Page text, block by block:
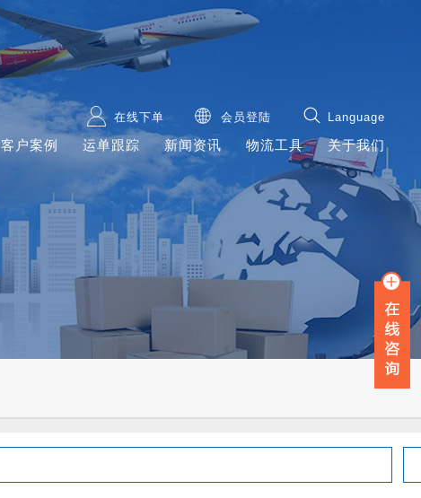
在线下单 会员登陆 Language
客户案例 运单跟踪 新闻资讯 物流工具 关于我们